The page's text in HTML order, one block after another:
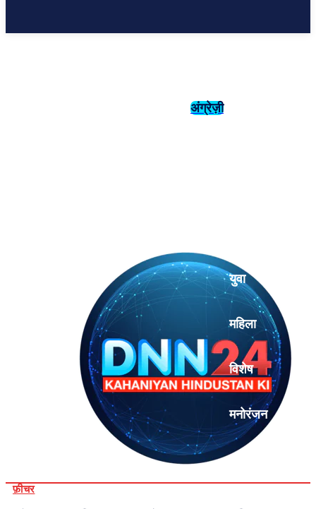
अंग्रेज़ी
युवा
महिला
विशेष
मनोरंजन
फ़ीचर